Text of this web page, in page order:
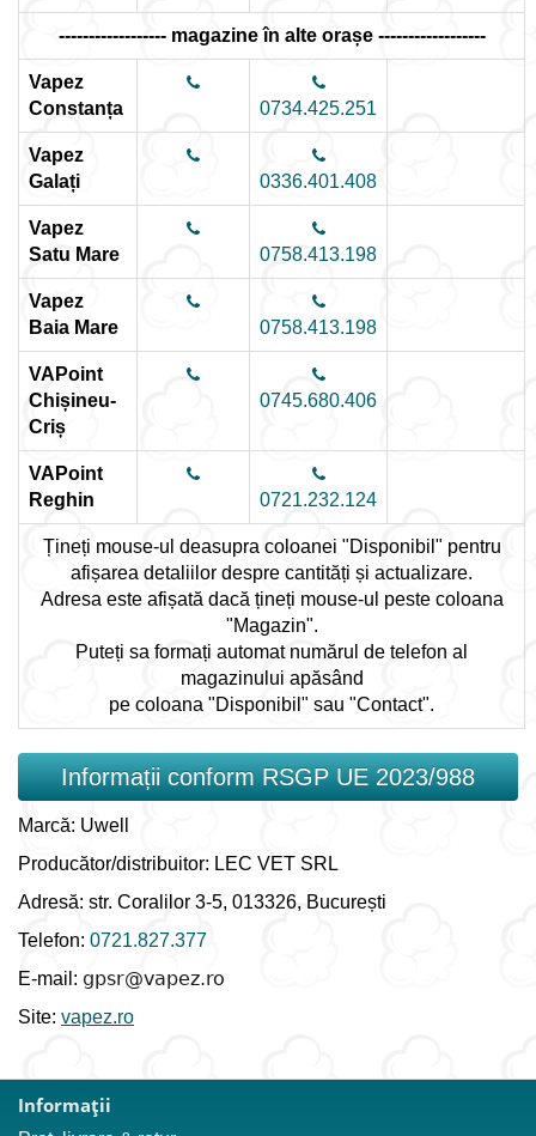
------------------ magazine în alte orașe ------------------
Vapez
Constanța
0734.425.251
Vapez
Galați
0336.401.408
Vapez
Satu Mare
0758.413.198
Vapez
Baia Mare
0758.413.198
VAPoint
Chișineu-
Criș
0745.680.406
VAPoint
Reghin
0721.232.124
Țineți mouse-ul deasupra coloanei "Disponibil" pentru
afișarea detaliilor despre cantități și actualizare.
Adresa este afișată dacă țineți mouse-ul peste coloana
"Magazin".
Puteți sa formați automat numărul de telefon al
magazinului apăsând
pe coloana "Disponibil" sau "Contact".
Informații conform RSGP UE 2023/988
Marcă: Uwell
Producător/distribuitor: LEC VET SRL
Adresă: str. Coralilor 3-5, 013326, București
Telefon: 0721.827.377
E-mail:
Site: vapez.ro
Informaţii